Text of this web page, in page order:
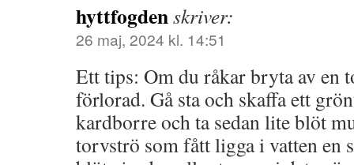
hyttfogdenskriver:
26 maj, 2024 kl. 14:51
Ett tips: Om du råkar bryta av en
förlorad. Gå sta och skaffa ett
kardborre och ta sedan lite blöt
torvströ som fått ligga i vatten en